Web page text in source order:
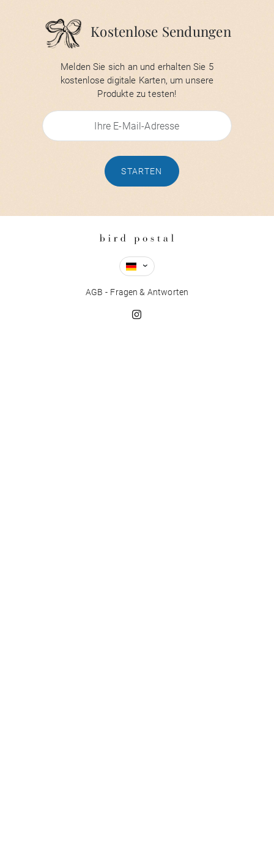
Kostenlose Sendungen
Melden Sie sich an und erhalten Sie 5
kostenlose digitale Karten, um unsere
Produkte zu testen!
STARTEN
AGB Fragen & Antworten